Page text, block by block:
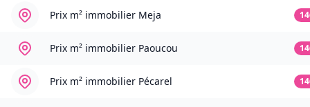
Prix m² immobilier Meja
Prix m² immobilier Paoucou
Prix m² immobilier Pécarel